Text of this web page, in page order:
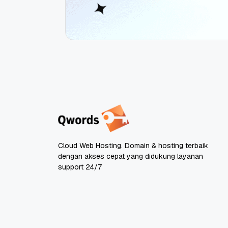
Cloud Web Hosting. Domain & hosting terbaik
dengan akses cepat yang didukung layanan
support 24/7